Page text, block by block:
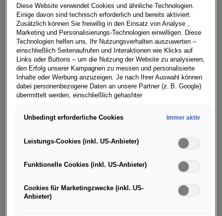
Rupert Stadler wird vorübergehend von
Vorstandsaufgaben entbunden - Aufsichtsrat
entspricht Bitte Stadlers
Der Aufsichtsrat der Volkswagen Aktiengesellschaft hat
am Dienstag der Bitte von Konzernvorstand Rupert
Stadler entsprochen, ihn von seinen Aufgaben als
entbinden. Die Entbindung wird vorüberge-hend, bis zur
Klärung des Sachverhalts, der zu seiner Verhaftung
Diese Website verwendet Cookies und ähnliche Technologien.
Einige davon sind technisch erforderlich und bereits aktiviert.
Zusätzlich können Sie freiwillig in den Einsatz von Analyse ,
Marketing und Personalisierungs-Technologien einwilligen. Diese
Technologien helfen uns, Ihr Nutzungsverhalten auszuwerten –
einschließlich Seitenaufrufen und Interaktionen wie Klicks auf
Links oder Buttons – um die Nutzung der Website zu analysieren,
den Erfolg unserer Kampagnen zu messen und personalisierte
Inhalte oder Werbung anzuzeigen. Je nach Ihrer Auswahl können
dabei personenbezogene Daten an unsere Partner (z. B. Google)
übermittelt werden, einschließlich gehashter
(z. B. E Mail Adresse oder Telefonnummer).
Dienste der Google Ireland Ltd., die personenbezogene Daten an
die Google LLC in den USA weiterleiten kann. In den USA besteht
und eingeschränkte Rechtsschutzmöglichkeiten können nicht
von Standardvertragsklauseln der Europäischen Kommission.
Unbedingt erforderliche Cookies Immer aktiv
Leistungs-Cookies (inkl. US-Anbieter)
Funktionelle Cookies (inkl. US-Anbieter)
Cookies für Marketingzwecke (inkl. US-
Anbieter)